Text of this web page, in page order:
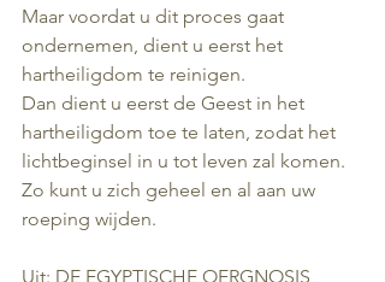
Maar voordat u dit proces gaat
ondernemen, dient u eerst het
hartheiligdom te reinigen.
Dan dient u eerst de Geest in het
hartheiligdom toe te laten, zodat het
lichtbeginsel in u tot leven zal komen.
Zo kunt u zich geheel en al aan uw
roeping wijden.
Uit: DE EGYPTISCHE OERGNOSIS,